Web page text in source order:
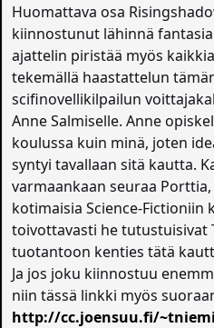
Huomattava osa
kiinnostunut lähinnä
ajattelin piristää myös
tekemällä haastattelun
scifinovellikilpailun
Anne Salmiselle. Anne
koulussa kuin minä, joten
syntyi tavallaan sitä kautta.
varmaankaan seuraa
kotimaisia Science-Fictioniin
toivottavasti he tutustuisivat
tuotantoon kenties tätä
Ja jos joku kiinnostuu
niin tässä linkki myös
http://cc.joensuu.fi/